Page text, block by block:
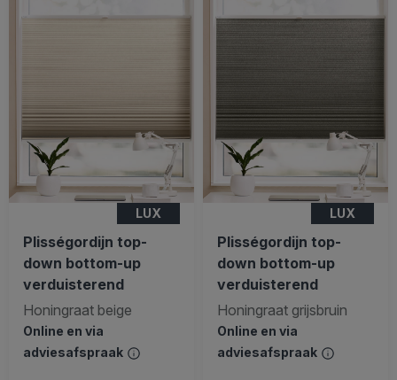
LUX
Plisségordijn top-
down bottom-up
verduisterend
Honingraat beige
Online en via
adviesafspraak
LUX
Plisségordijn top-
down bottom-up
verduisterend
Honingraat grijsbruin
Online en via
adviesafspraak